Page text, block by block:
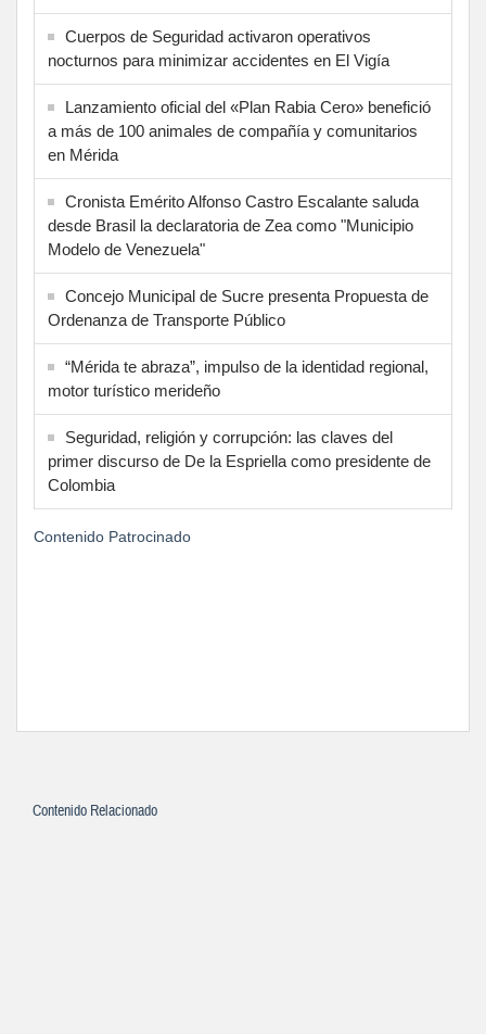
Cuerpos de Seguridad activaron operativos
nocturnos para minimizar accidentes en El Vigía
Lanzamiento oficial del «Plan Rabia Cero» benefició
a más de 100 animales de compañía y comunitarios
en Mérida
Cronista Emérito Alfonso Castro Escalante saluda
desde Brasil la declaratoria de Zea como "Municipio
Modelo de Venezuela"
Concejo Municipal de Sucre presenta Propuesta de
Ordenanza de Transporte Público
“Mérida te abraza”, impulso de la identidad regional,
motor turístico merideño
Seguridad, religión y corrupción: las claves del
primer discurso de De la Espriella como presidente de
Colombia
Contenido Patrocinado
Contenido Relacionado